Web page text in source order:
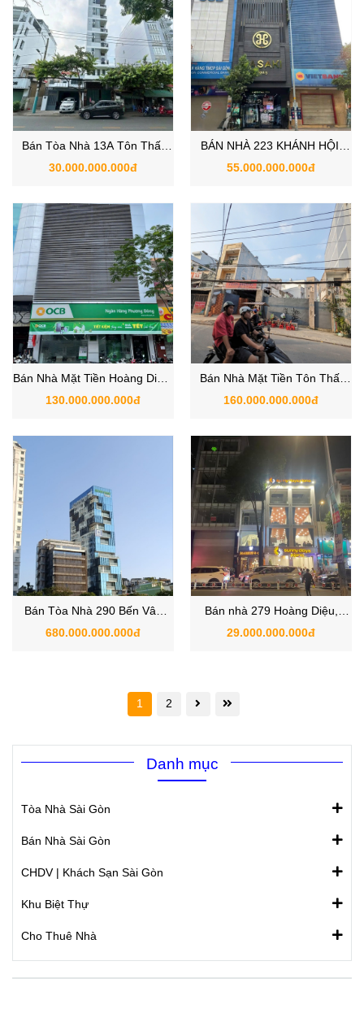
Bán Tòa Nhà 13A Tôn Thất
Thuyết, Phường Xóm Chiếu,
30.000.000.000đ
BÁN NHÀ 223 KHÁNH HỘI,
PHƯỜNG VĨNH HỘI, QUẬN 4
55.000.000.000đ
Bán Nhà Mặt Tiền Hoàng Diệu,
Phường Xóm Chiều, Quận 4,
130.000.000.000đ
Bán Nhà Mặt Tiền Tôn Thất
Thuyết, Phường 18, Quận 4,
160.000.000.000đ
Bán Tòa Nhà 290 Bến Vân
Đồn Phường 2, Quận 4, Hồ
680.000.000.000đ
Bán nhà 279 Hoàng Diệu,
Phường 6, Quận 4, TP. HCM
29.000.000.000đ
1 2
Danh mục
Tòa Nhà Sài Gòn
Bán Nhà Sài Gòn
CHDV | Khách Sạn Sài Gòn
Khu Biệt Thự
Cho Thuê Nhà